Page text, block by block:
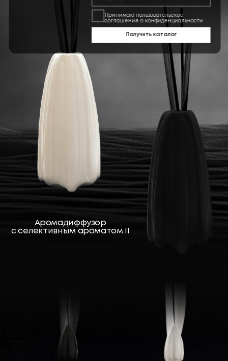
Художественный стакан XIII
Аромасвеча XX
Ювелирные ёлочные игрушки